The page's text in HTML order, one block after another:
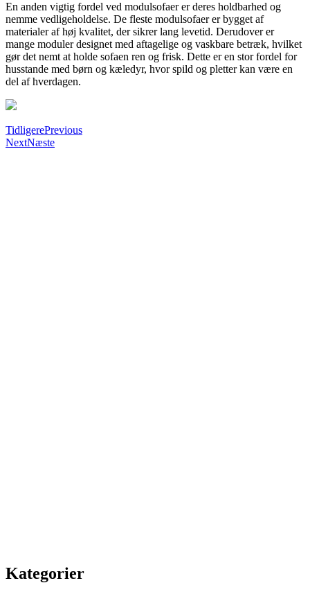
En anden vigtig fordel ved modulsofaer er deres holdbarhed og
nemme vedligeholdelse. De fleste modulsofaer er bygget af
materialer af høj kvalitet, der sikrer lang levetid. Derudover er
mange moduler designet med aftagelige og vaskbare betræk, hvilket
gør det nemt at holde sofaen ren og frisk. Dette er en stor fordel for
husstande med børn og kæledyr, hvor spild og pletter kan være en
del af hverdagen.
TidligerePrevious
NextNæste
Kategorier